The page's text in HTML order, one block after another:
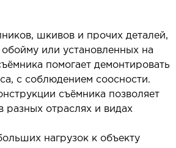
шкивов и прочих деталей,
или установленных на
помогает демонтировать
с соблюдением соосности.
съёмника позволяет
разных отраслях и видах
нагрузок к объекту